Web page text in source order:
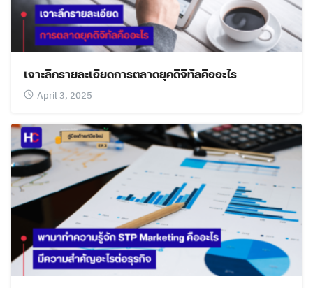
เจาะลึกรายละเอียดการตลาดยุคดิจิทัลคืออะไร
April 3, 2025